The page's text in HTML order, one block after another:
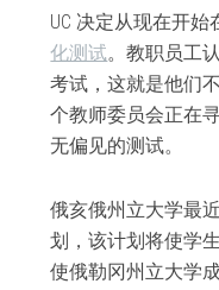
UC 决定从现在开
化测试。教职员工
考试，这就是他们
个教师委员会正在
无偏见的测试。
俄亥俄州立大学最
划，该计划将使学
使俄勒冈州立大学